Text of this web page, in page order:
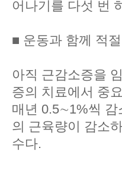
어나기를 다섯 번
■ 운동과 함께 적
아직 근감소증을
증의 치료에서 중
매년 0.5∼1%씩 감
의 근육량이 감소
수다.